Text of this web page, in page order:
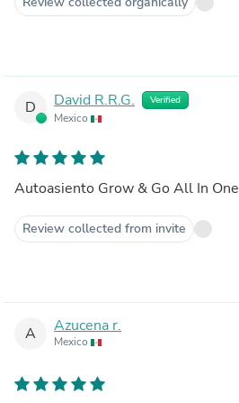
D David R.R.G. Verified
Mexico
Autoasiento Grow & Go All In One
Review collected from invite
A Azucena r.
Mexico